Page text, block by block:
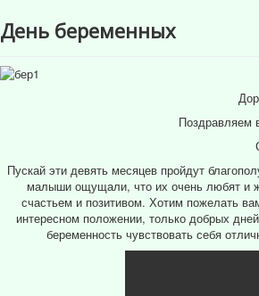
День беременных
Поздравляем
Пускай эти девять месяцев пройдут
малыши ощущали, что их очень любят и
счастьем и позитивом. Хотим пожелать
интересном положении, только добрых
беременность чувствовать себя